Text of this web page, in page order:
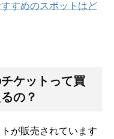
すめのスポットはど
ケットって買
の？
が販売されています